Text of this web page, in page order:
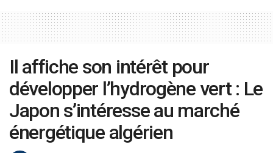
Il affiche son intérêt pour
développer l’hydrogène vert : Le
Japon s’intéresse au marché
énergétique algérien